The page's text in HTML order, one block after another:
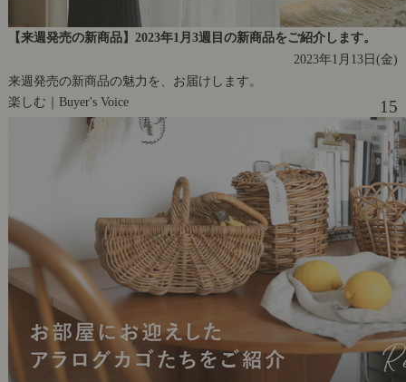
【来週発売の新商品】2023年1月3週目の新商品をご紹介します。
2023年1月13日(金)
来週発売の新商品の魅力を、お届けします。
楽しむ｜Buyer's Voice
15